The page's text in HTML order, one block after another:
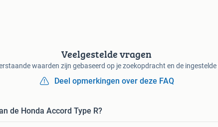
Veelgestelde vragen
waarden zijn gebaseerd op je zoekopdracht en de
Deel opmerkingen over deze FAQ
de Honda Accord Type R?